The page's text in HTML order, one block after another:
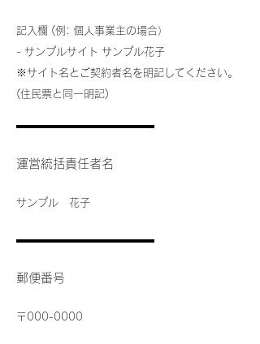
記入欄 (例: 個人事業主の場合）
- サンプルサイト サンプル花子
※サイト名とご契約者名を明記してください。
(住民票と同一明記)
運営統括責任者名
サンプル 花子
郵便番号
〒000-0000